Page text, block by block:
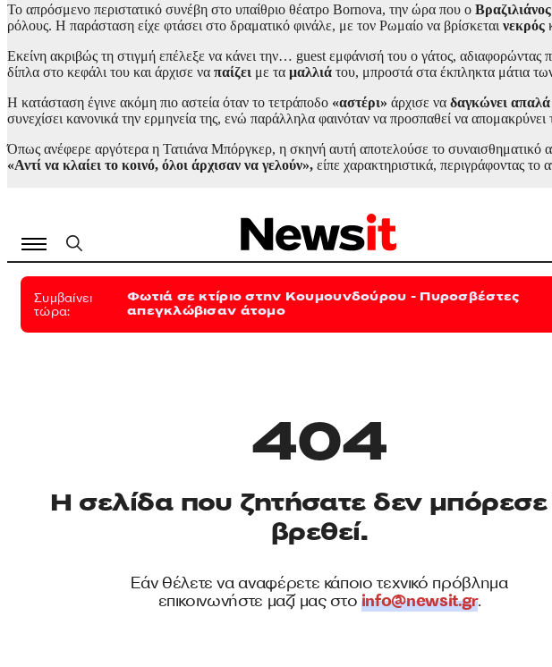
Το απρόσμενο περιστατικό συνέβη στο υπαίθριο θέατρο Bornova, την ώρα που ο
ρόλους. Η παράσταση είχε φτάσει στο δραματικό φινάλε, με τον Ρωμαίο να βρίσκεται νεκρός
Εκείνη ακριβώς τη στιγμή επέλεξε να κάνει την… guest εμφάνισή του ο γάτος, αδιαφορώντας
δίπλα στο κεφάλι του και άρχισε να παίζει με τα μαλλιά του, μπροστά στα έκπληκτα μάτια
Η κατάσταση έγινε ακόμη πιο αστεία όταν το τετράποδο «αστέρι» άρχισε να δαγκώνει απαλά
συνεχίσει κανονικά την ερμηνεία της, ενώ παράλληλα φαινόταν να προσπαθεί να απομακρύνει
Όπως ανέφερε αργότερα η Τατιάνα Μπόργκερ, η σκηνή αυτή αποτελούσε το
«Αντί να κλαίει το κοινό, όλοι άρχισαν να γελούν», είπε χαρακτηριστικά, περιγράφοντας το